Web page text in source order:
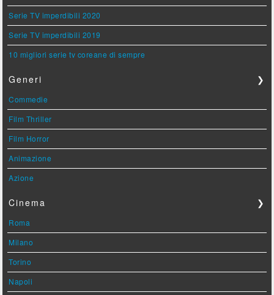
Serie TV imperdibili 2020
Serie TV imperdibili 2019
10 migliori serie tv coreane di sempre
Generi ❯
Commedie
Film Thriller
Film Horror
Animazione
Azione
Cinema ❯
Roma
Milano
Torino
Napoli